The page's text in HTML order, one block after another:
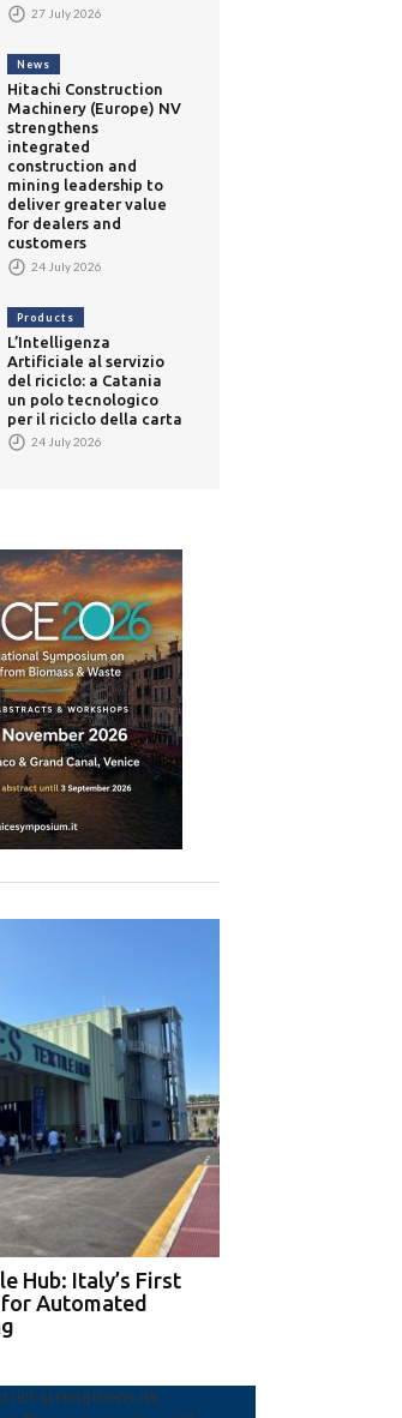
27 July 2026
News
Hitachi Construction
Machinery (Europe) NV
strengthens
integrated
construction and
mining leadership to
deliver greater value
for dealers and
customers
24 July 2026
Products
L’Intelligenza
Artificiale al servizio
del riciclo: a Catania
un polo tecnologico
per il riciclo della carta
24 July 2026
Hub: Italy’s First
Automated
strengthens its